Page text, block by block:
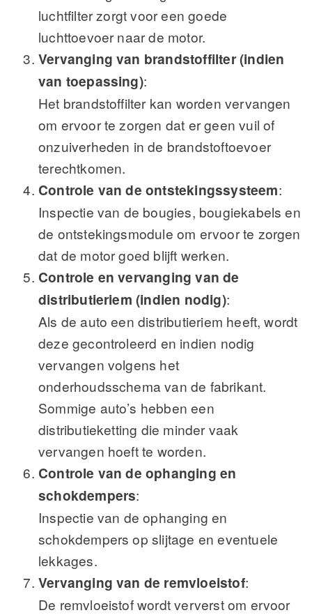
luchtfilter zorgt voor een goede
luchttoevoer naar de motor.
Vervanging van brandstoffilter (indien
van toepassing):
Het brandstoffilter kan worden vervangen
om ervoor te zorgen dat er geen vuil of
onzuiverheden in de brandstoftoevoer
terechtkomen.
Controle van de ontstekingssysteem:
Inspectie van de bougies, bougiekabels en
de ontstekingsmodule om ervoor te zorgen
dat de motor goed blijft werken.
Controle en vervanging van de
distributieriem (indien nodig):
Als de auto een distributieriem heeft, wordt
deze gecontroleerd en indien nodig
vervangen volgens het
onderhoudsschema van de fabrikant.
Sommige auto’s hebben een
distributieketting die minder vaak
vervangen hoeft te worden.
Controle van de ophanging en
schokdempers:
Inspectie van de ophanging en
schokdempers op slijtage en eventuele
lekkages.
Vervanging van de remvloeistof:
De remvloeistof wordt ververst om ervoor